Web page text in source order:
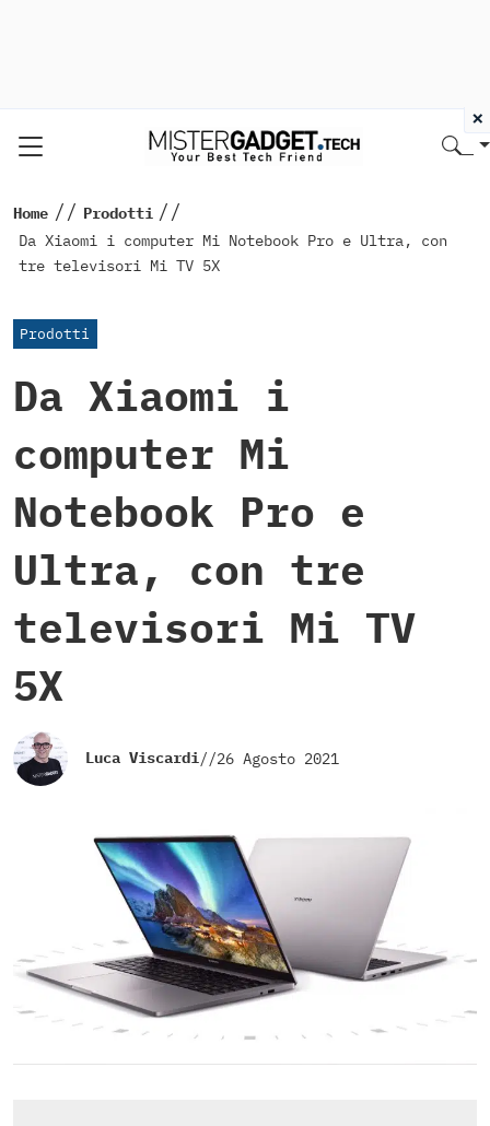
Home // Prodotti //
Da Xiaomi i computer Mi Notebook Pro e Ultra, con
tre televisori Mi TV 5X
Prodotti
Da Xiaomi i
computer Mi
Notebook Pro e
Ultra, con tre
televisori Mi TV
5X
Luca Viscardi//26 Agosto 2021
×